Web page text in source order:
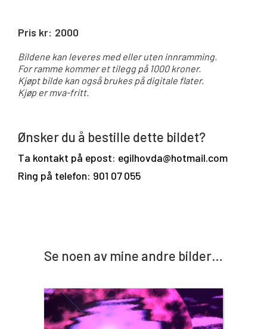
Pris kr: 2000
Bildene kan leveres med eller uten innramming.
For ramme kommer et tilegg på 1000 kroner.
Kjøpt bilde kan også brukes på digitale flater.
Kjøp er mva-fritt.
Ønsker du å bestille dette bildet?
Ta kontakt på epost: egilhovda@hotmail.com
Ring på telefon: 901 07 055
Se noen av mine andre bilder…